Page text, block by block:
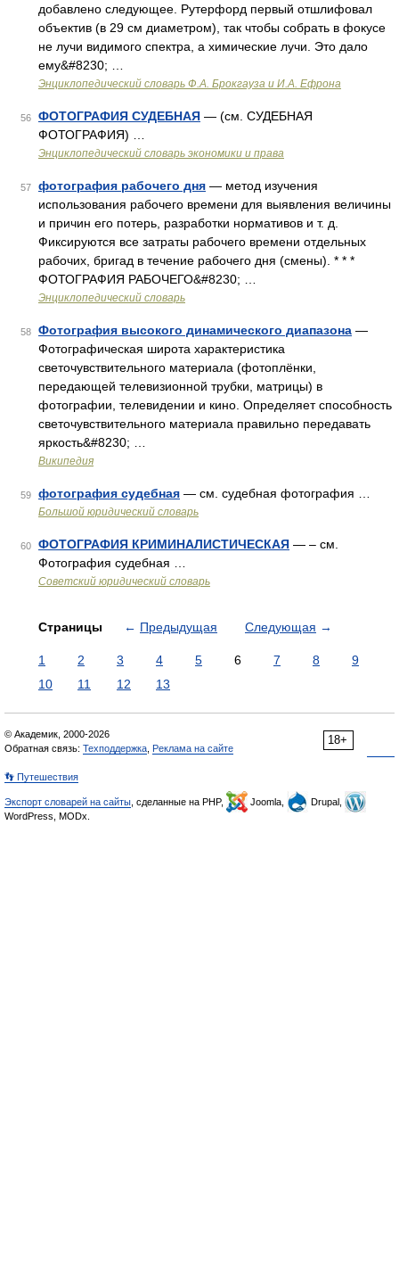
добавлено следующее. Рутерфорд первый отшлифовал
объектив (в 29 см диаметром), так чтобы собрать в фокусе
не лучи видимого спектра, а химические лучи. Это дало
ему&#8230; …
Энциклопедический словарь Ф.А. Брокгауза и И.А. Ефрона
56 ФОТОГРАФИЯ СУДЕБНАЯ — (см. СУДЕБНАЯ
ФОТОГРАФИЯ) …
Энциклопедический словарь экономики и права
57 фотография рабочего дня — метод изучения
использования рабочего времени для выявления величины
и причин его потерь, разработки нормативов и т. д.
Фиксируются все затраты рабочего времени отдельных
рабочих, бригад в течение рабочего дня (смены). * * *
ФОТОГРАФИЯ РАБОЧЕГО&#8230; …
Энциклопедический словарь
58 Фотография высокого динамического диапазона —
Фотографическая широта характеристика
светочувствительного материала (фотоплёнки,
передающей телевизионной трубки, матрицы) в
фотографии, телевидении и кино. Определяет способность
светочувствительного материала правильно передавать
яркость&#8230; …
Википедия
59 фотография судебная — см. судебная фотография …
Большой юридический словарь
60 ФОТОГРАФИЯ КРИМИНАЛИСТИЧЕСКАЯ — – см.
Фотография судебная …
Советский юридический словарь
Страницы ← Предыдущая Следующая →
1 2 3 4 5 6 7 8
9
10
11 12 13
18+
© Академик, 2000-2026
Обратная связь: Техподдержка Реклама на сайте
👣 Путешествия
Экспорт словарей на сайты , сделанные на PHP, Joomla,
Drupal,
WordPress, MODx.